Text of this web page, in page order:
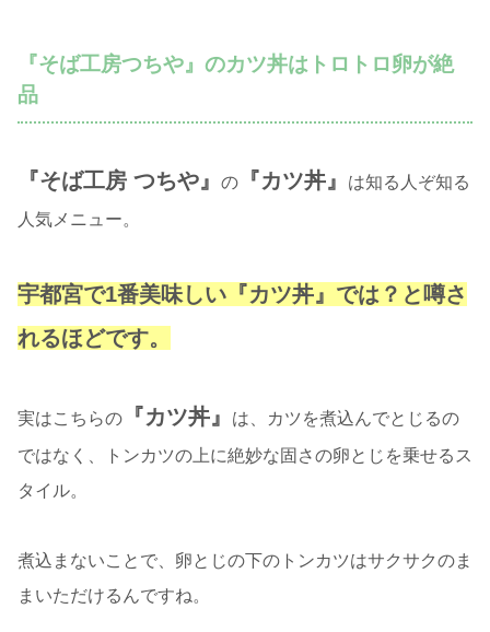
『そば工房つちや』のカツ丼はトロトロ卵が絶
品
『そば工房 つちや』 の 『カツ丼』
は知る人ぞ知る
人気メニュー。
宇都宮で1番美味しい『カツ丼』では？と噂さ
れるほどです。
実はこちらの 『カツ丼』
は、カツを煮込んでとじるの
ではなく、トンカツの上に絶妙な固さの卵とじを乗せるス
タイル。
煮込まないことで、卵とじの下のトンカツはサクサクのま
まいただけるんですね。